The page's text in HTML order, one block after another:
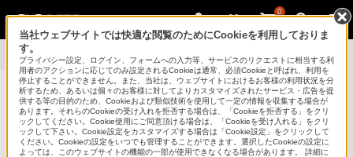
0
製品別サポート > NW-S310シリーズ 使いかた
ポータブルオーディオプレーヤー ウォークマン®
サポート・お問い合わせ
当社ウェブサイトでは快適な閲覧のためにCookieを利用しておりま
す。
プライバシー設定、ログイン、フォームへの入力等、サービスのリクエストに相当する利
用者のアクションに応じてのみ設定されるCookieは通常、必須Cookieと呼ばれ、利用を
停止することができません。また、当社は、ウェブサイトにおけるお客様の利用状況を分
析するため、あるいは個々のお客様に対してよりカスタマイズされたサービス・広告を提
供する等の目的のため、Cookieおよび類似技術を使用して一定の情報を収集する場合が
あります。それらのCookieの受け入れを拒否する場合は、「Cookieを拒否する」をクリ
ックしてください。Cookie使用にご同意頂ける場合は、「Cookieを受け入れる」をクリ
ックして下さい。Cookie設定をカスタマイズする場合は「Cookie設定」をクリックして
ください。Cookieの設定をいつでも管理することができます。選択したCookieの設定に
よっては、このウェブサイトの機能の一部が使用できなくなる場合があります。 詳細に